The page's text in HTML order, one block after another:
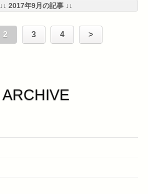
↓↓ 2017年9月の記事 ↓↓
2 3 4 >
ARCHIVE